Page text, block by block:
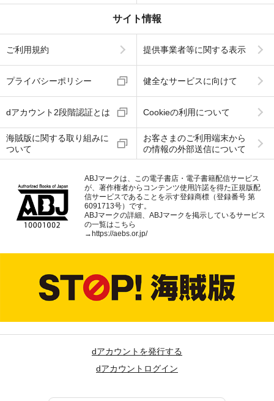
サイト情報
ご利用規約 提供事業者等に関する表示
プライバシーポリシー 健全なサービスに向けて
dアカウント2段階認証とは Cookieの利用について
海賊版に関する取り組みに
ついて
お客さまのご利用端末から
の情報の外部送信について
ABJマークは、この電子書店・電子書籍配信サービス
が、著作権者からコンテンツ使用許諾を得た正規版配
信サービスであることを示す登録商標（登録番号 第
6091713号）です。
ABJマークの詳細、ABJマークを掲示しているサービス
の一覧はこちら
→ https://aebs.or.jp/
dアカウントを発行する
dアカウントログイン